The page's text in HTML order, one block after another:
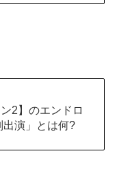
2】のエンドロ
出演」とは何?